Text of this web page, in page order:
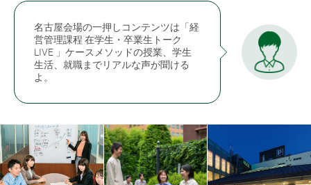
名古屋会場の一押しコンテンツは「経
営管理課程 在学生・卒業生トーク
LIVE 」ケースメソッドの授業、学生
生活、就職までリアルな声が聞ける
よ。